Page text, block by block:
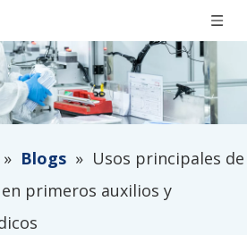
» Blogs » Usos principales de
primeros auxilios y